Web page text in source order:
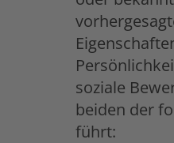
soziale
beiden der
führt: